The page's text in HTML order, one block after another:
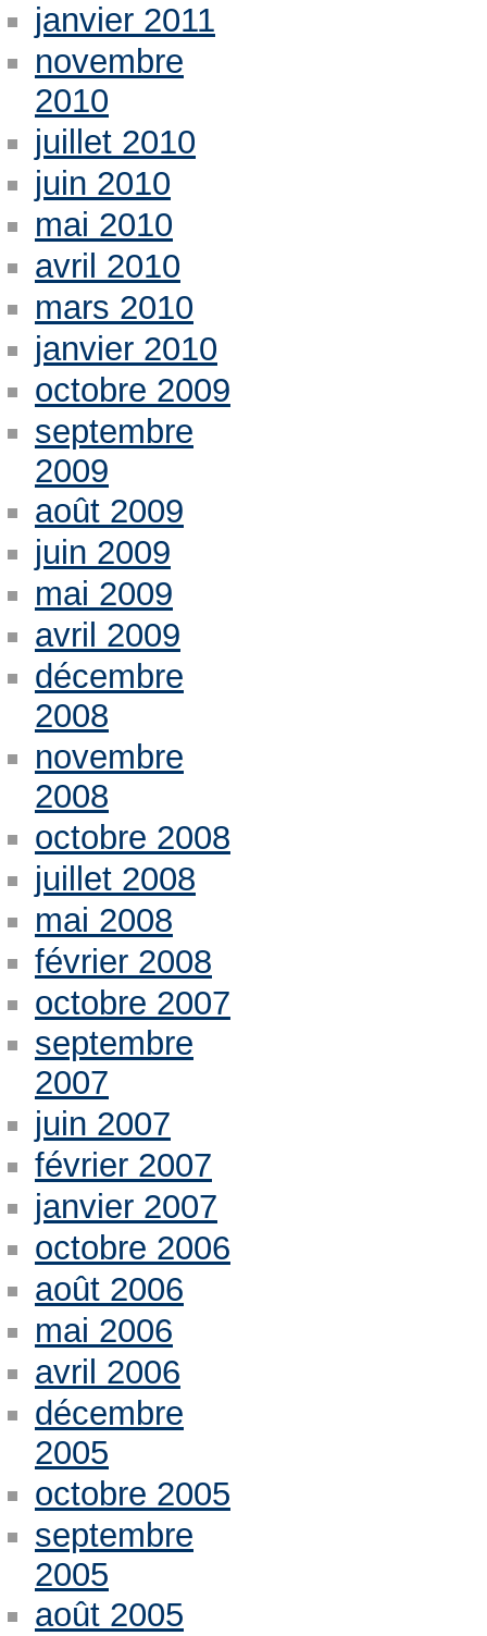
janvier 2011
novembre
2010
juillet 2010
juin 2010
mai 2010
avril 2010
mars 2010
janvier 2010
octobre 2009
septembre
2009
août 2009
juin 2009
mai 2009
avril 2009
décembre
2008
novembre
2008
octobre 2008
juillet 2008
mai 2008
février 2008
octobre 2007
septembre
2007
juin 2007
février 2007
janvier 2007
octobre 2006
août 2006
mai 2006
avril 2006
décembre
2005
octobre 2005
septembre
2005
août 2005